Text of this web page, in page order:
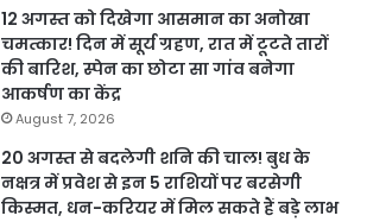
12 अगस्त को दिखेगा आसमान का अनोखा
चमत्कार! दिन में सूर्य ग्रहण, रात में टूटते तारों
की बारिश, स्पेन का छोटा सा गांव बनेगा
आकर्षण का केंद्र
August 7, 2026
20 अगस्त से बदलेगी शनि की चाल! बुध के
नक्षत्र में प्रवेश से इन 5 राशियों पर बरसेगी
किस्मत, धन-करियर में मिल सकते हैं बड़े लाभ